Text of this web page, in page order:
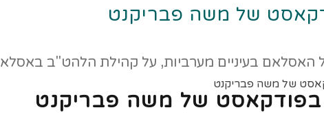
של משה פבריקנט
של משה פבריקנט
בפודקאסט של משה פבריקנט